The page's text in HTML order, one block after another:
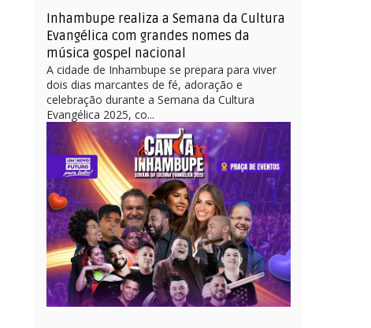
Inhambupe realiza a Semana da Cultura
Evangélica com grandes nomes da
música gospel nacional
A cidade de Inhambupe se prepara para viver
dois dias marcantes de fé, adoração e
celebração durante a Semana da Cultura
Evangélica 2025, co...